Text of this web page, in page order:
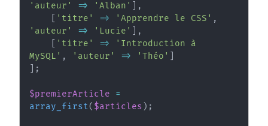
'auteur'
=> 'Alban'
,
'titre' => 'Apprendre le CSS' ,
'auteur'
=> 'Lucie'
,
'titre' =>
'Introduction à
MySQL' , 'auteur' => 'Théo'
;
$premierArticle
=
array_first( $articles ) ;